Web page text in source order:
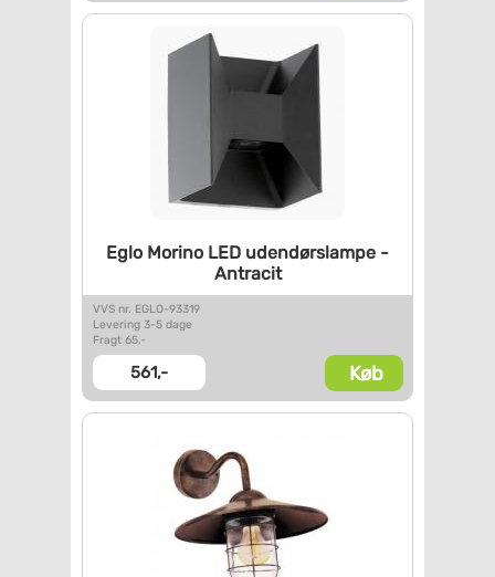
Eglo Morino LED udendørslampe -
Antracit
VVS nr. EGLO-93319
Levering 3-5 dage
Fragt 65,-
561,- Køb